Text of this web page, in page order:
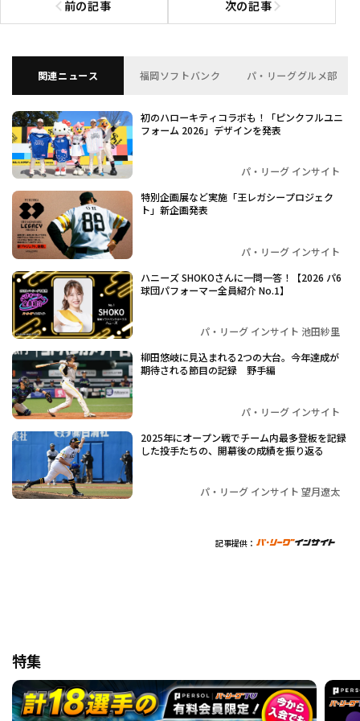
前の記事
前の記事へ 次の記事次の記事へ
関連ニュース 福岡ソフトバンク パ・リーググルメ部
初のハローキティコラボも！「ピンクフルユニ
フォーム 2026」デザインを発表
パ・リーグ インサイト
特別企画展など実施「王レガシープロジェク
ト」新企画発表
パ・リーグ インサイト
ハニーズ SHOKOさんに一問一答！【2026 パ6
球団パフォーマー全員紹介 No.1】
パ・リーグ インサイト 池田紗里
柳田悠岐に見込まれる2つの大台。今年達成が
期待される節目の記録 野手編
パ・リーグ インサイト
2025年にオープン戦でチーム内最多登板を記録
した投手たちの、開幕後の成績を振り返る
パ・リーグ インサイト 望月遼太
記事提供：
特集